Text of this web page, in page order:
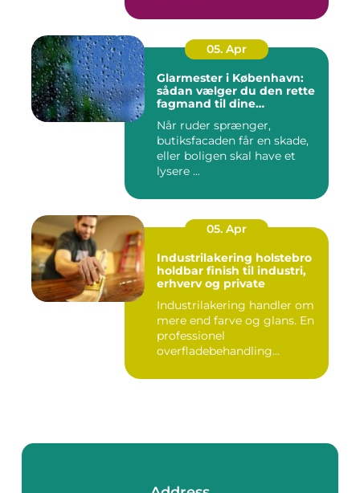
05. Apr
Glarmester i København:
sådan vælger du den rette
fagmand til dine
Når ruder sprænger,
butiksfacaden får en skade,
eller boligen skal have et
lysere ...
05. Apr
Industrilakering holstebro
holdbar finish til industri,
erhverv og private
Industrilakering handler om
mere end farve og glans. En
professionel
overfladebehandling